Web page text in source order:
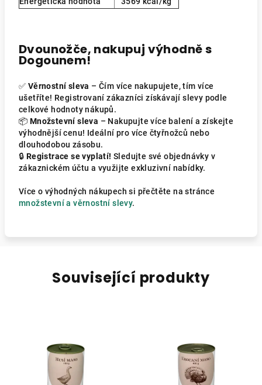
Dvounožče, nakupuj výhodně s
Dogounem!
✅ Věrnostní sleva – Čím více nakupujete, tím více
ušetříte! Registrovaní zákazníci získávají slevy podle
celkové hodnoty nákupů.
📦 Množstevní sleva – Nakupujte více balení a získejte
výhodnější cenu! Ideální pro více čtyřnožců nebo
dlouhodobou zásobu.
🔒 Registrace se vyplatí! Sledujte své objednávky v
zákaznickém účtu a využijte exkluzivní nabídky.
Více o výhodných nákupech si přečtěte na stránce
množstevní a věrnostní slevy.
Související produkty